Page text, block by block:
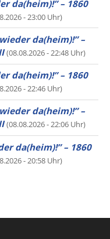
da(heim)!” – 1860
- 23:00 Uhr)
da(heim)!” –
(08.08.2026 - 22:48 Uhr)
da(heim)!” – 1860
- 22:46 Uhr)
da(heim)!” –
(08.08.2026 - 22:06 Uhr)
da(heim)!” – 1860
- 20:58 Uhr)